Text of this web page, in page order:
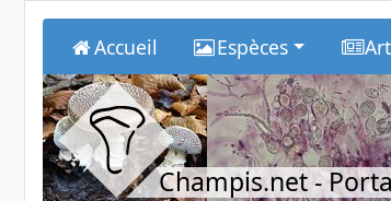
Accueil Espèces
Champis.net-